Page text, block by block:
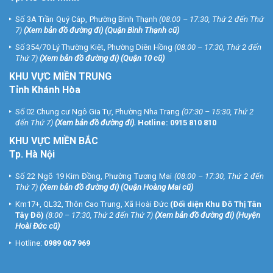
Số 3A Trần Quý Cáp, Phường Bình Thạnh (08:00 – 17:30, Thứ 2 đến Thứ
7) (Xem bản đồ đường đi) (Quận Bình Thạnh cũ)
Số 354/70 Lý Thường Kiệt, Phường Diên Hồng (08:00 – 17:30, Thứ 2 đến
Thứ 7) (Xem bản đồ đường đi) (Quận 10 cũ)
KHU VỰC MIỀN TRUNG
Tỉnh Khánh Hòa
Số 02 Chung cư Ngô Gia Tự, Phường Nha Trang (07:30 – 15:30, Thứ 2
đến Thứ 7) (Xem bản đồ đường đi). Hotline: 0915 810 810
KHU VỰC MIỀN BẮC
Tp. Hà Nội
Số 22 Ngõ 19 Kim Đồng, Phường Tương Mai (08:00 – 17:30, Thứ 2 đến
Thứ 7) (Xem bản đồ đường đi) (Quận Hoàng Mai cũ)
Km17+, QL32, Thôn Cao Trung, Xã Hoài Đức (Đối diện Khu Đô Thị Tân
Tây Đô) (8:00 – 17:30, Thứ 2 đến Thứ 7) (Xem bản đồ đường đi) (Huyện
Hoài Đức cũ)
Hotline: 0989 067 969